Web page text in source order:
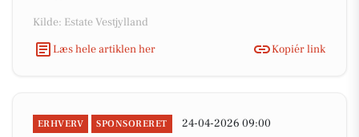
Kilde: Estate Vestjylland
Læs hele artiklen her
Kopiér link
ERHVERV SPONSORERET 24-04-2026 09:00